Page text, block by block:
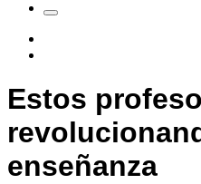
Estos
enseñanza